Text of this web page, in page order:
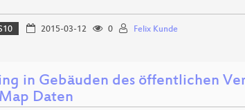
2015-03-12 0 Felix Kunde
in Gebäuden des öffentlichen
Daten